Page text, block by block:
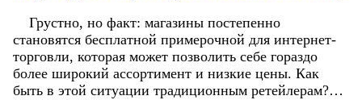
Грустно, но факт: магазины постепенно
становятся бесплатной примерочной для интернет-
торговли, которая может позволить себе гораздо
более широкий ассортимент и низкие цены. Как
быть в этой ситуации традиционным ретейлерам?…